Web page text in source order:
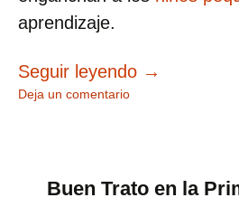
aprendizaje.
Seguir leyendo Los colores
→
Deja un comentario
Buen Trato en la